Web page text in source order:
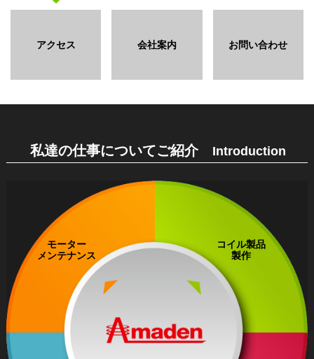
アクセス 会社案内 お問い合わせ
私達の仕事についてご紹介 Introduction
モーター
メンテナンス
コイル製品
製作